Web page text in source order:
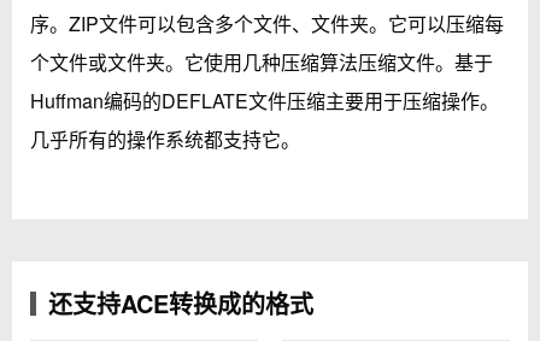
序。ZIP文件可以包含多个文件、文件夹。它可以压缩每
个文件或文件夹。它使用几种压缩算法压缩文件。基于
Huffman编码的DEFLATE文件压缩主要用于压缩操作。
几乎所有的操作系统都支持它。
还支持ACE转换成的格式